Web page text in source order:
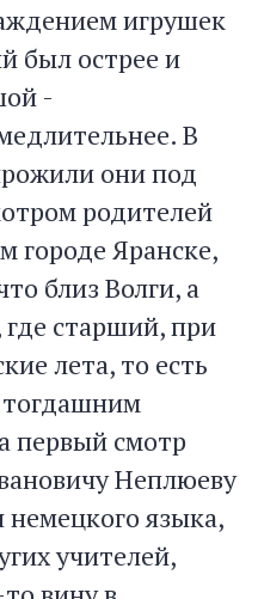
игрушек
был острее и
-
В
они под
родителей
городе Яранске,
близ Волги, а
старший, при
лета, то есть
тогдашним
первый смотр
Неплюеву
языка,
учителей,